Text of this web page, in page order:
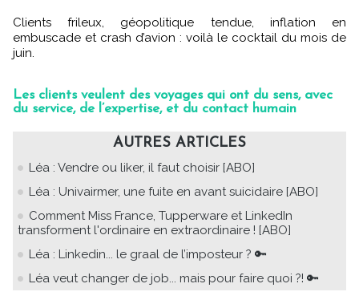
Clients frileux, géopolitique tendue, inflation en
embuscade et crash d’avion : voilà le cocktail du mois de
juin.
Les clients veulent des voyages qui ont du sens, avec
du service, de l’expertise, et du contact humain
AUTRES ARTICLES
Léa : Vendre ou liker, il faut choisir [ABO]
Léa : Univairmer, une fuite en avant suicidaire [ABO]
Comment Miss France, Tupperware et LinkedIn
transforment l'ordinaire en extraordinaire ! [ABO]
Léa : Linkedin... le graal de l’imposteur ? 🔑
Léa veut changer de job... mais pour faire quoi ?! 🔑